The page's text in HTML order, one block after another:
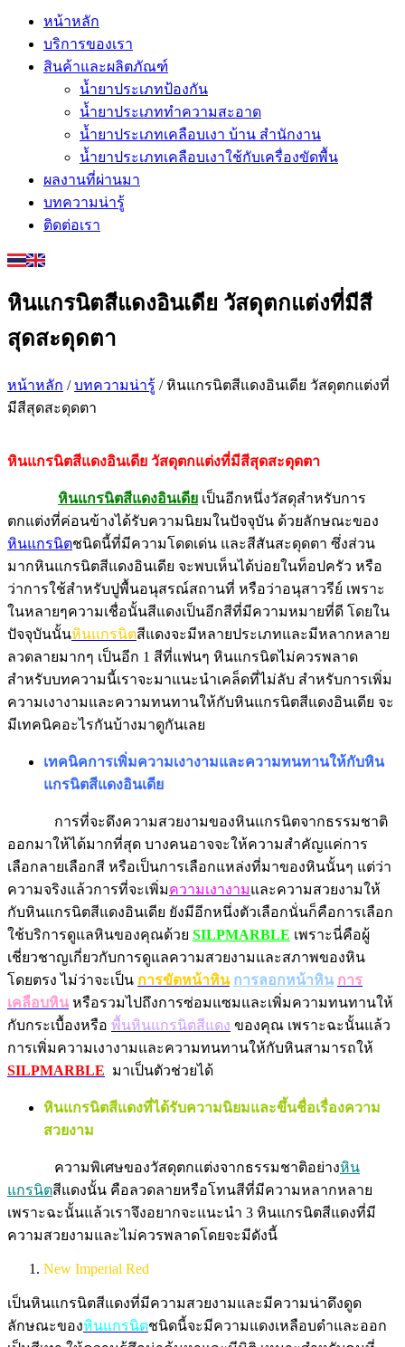
หน้าหลัก
บริการของเรา
สินค้าและผลิตภัณฑ์
น้ำยาประเภทป้องกัน
น้ำยาประเภททำความสะอาด
น้ำยาประเภทเคลือบเงา บ้าน สำนักงาน
น้ำยาประเภทเคลือบเงาใช้กับเครื่องขัดพื้น
ผลงานที่ผ่านมา
บทความน่ารู้
ติดต่อเรา
หินแกรนิตสีแดงอินเดีย วัสดุตกแต่งที่มีสี
สุดสะดุดตา
หน้าหลัก /บทความน่ารู้ / หินแกรนิตสีแดงอินเดีย วัสดุตกแต่งที่
มีสีสุดสะดุดตา
หินแกรนิตสีแดงอินเดีย วัสดุตกแต่งที่มีสีสุดสะดุดตา
หินแกรนิตสีแดงอินเดีย เป็นอีกหนึ่งวัสดุสำหรับการ
ตกแต่งที่ค่อนข้างได้รับความนิยมในปัจจุบัน ด้วยลักษณะของ
หินแกรนิตชนิดนี้ที่มีความโดดเด่น และสีสันสะดุดตา ซึ่งส่วน
มากหินแกรนิตสีแดงอินเดีย จะพบเห็นได้บ่อยในท็อปครัว หรือ
ว่าการใช้สำหรับปูพื้นอนุสรณ์สถานที่ หรือว่าอนุสาวรีย์ เพราะ
ในหลายๆความเชื่อนั้นสีแดงเป็นอีกสีที่มีความหมายที่ดี โดยใน
ปัจจุบันนั้นหินแกรนิตสีแดงจะมีหลายประเภทและมีหลากหลาย
ลวดลายมากๆ เป็นอีก 1 สีที่แฟนๆ หินแกรนิตไม่ควรพลาด
สำหรับบทความนี้เราจะมาแนะนำเคล็ดที่ไม่ลับ สำหรับการเพิ่ม
ความเงางามและความทนทานให้กับหินแกรนิตสีแดงอินเดีย จะ
มีเทคนิคอะไรกันบ้างมาดูกันเลย
เทคนิคการเพิ่มความเงางามและความทนทานให้กับหิน
แกรนิตสีแดงอินเดีย
การที่จะดึงความสวยงามของหินแกรนิตจากธรรมชาติ
ออกมาให้ได้มากที่สุด บางคนอาจจะให้ความสำคัญแค่การ
เลือกลายเลือกสี หรือเป็นการเลือกแหล่งที่มาของหินนั้นๆ แต่ว่า
ความจริงแล้วการที่จะเพิ่มความเงางามและความสวยงามให้
กับหินแกรนิตสีแดงอินเดีย ยังมีอีกหนึ่งตัวเลือกนั่นก็คือการเลือก
ใช้บริการดูแลหินของคุณด้วย SILPMARBLE เพราะนี่คือผู้
เชี่ยวชาญเกี่ยวกับการดูแลความสวยงามและสภาพของหิน
โดยตรง ไม่ว่าจะเป็น การขัดหน้าหิน การลอกหน้าหิน การ
เคลือบหิน หรือรวมไปถึงการซ่อมแซมและเพิ่มความทนทานให้
กับกระเบื้องหรือ พื้นหินแกรนิตสีแดง ของคุณ เพราะฉะนั้นแล้ว
การเพิ่มความเงางามและความทนทานให้กับหินสามารถให้
SILPMARBLE มาเป็นตัวช่วยได้
หินแกรนิตสีแดงที่ได้รับความนิยมและขึ้นชื่อเรื่องความ
สวยงาม
ความพิเศษของวัสดุตกแต่งจากธรรมชาติอย่างหิน
แกรนิตสีแดงนั้น คือลวดลายหรือโทนสีที่มีความหลากหลาย
เพราะฉะนั้นแล้วเราจึงอยากจะแนะนำ 3 หินแกรนิตสีแดงที่มี
ความสวยงามและไม่ควรพลาดโดยจะมีดังนี้
New Imperial Red
เป็นหินแกรนิตสีแดงที่มีความสวยงามและมีความน่าดึงดูด
ลักษณะของหินแกรนิตชนิดนี้จะมีความแดงเหลือบดำและออก